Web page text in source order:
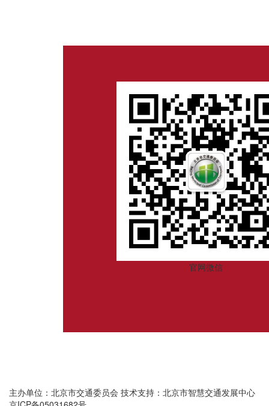
官网微信
主办单位：北京市交通委员会 技术支持：北京市智慧交通发展中心